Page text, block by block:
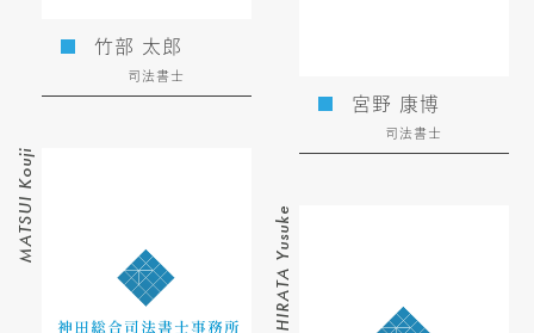
竹部 太郎
司法書士
宮野 康博
司法書士
MATSUI Kouji HIRATA Yusuke